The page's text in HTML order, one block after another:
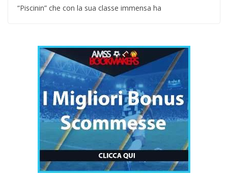
“Piscinin” che con la sua classe immensa ha